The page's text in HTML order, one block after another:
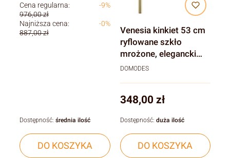
Cena regularna:
976,00 zł
-9%
Najniższa cena:
887,00 zł
-0%
DO KOSZYKA
Dostępność: średnia ilość
Venesia kinkiet 53 cm
ryflowane szkło
mrożone, elegancki
złoty E14
DOMODES
Cena
348,00 zł
DO KOSZYKA
Dostępność: duża ilość